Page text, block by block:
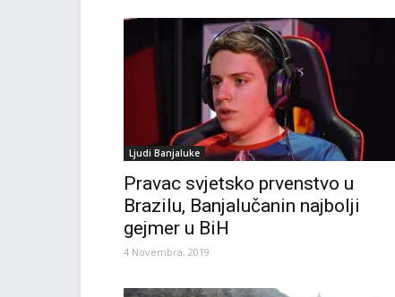
Ljudi Banjaluke
Pravac svjetsko prvenstvo u
Brazilu, Banjalučanin najbolji
gejmer u BiH
4 Novembra, 2019